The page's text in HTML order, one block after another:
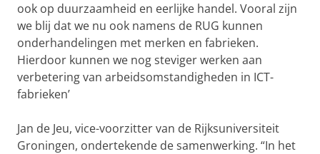
ook op duurzaamheid en eerlijke handel. Vooral zijn
we blij dat we nu ook namens de RUG kunnen
onderhandelingen met merken en fabrieken.
Hierdoor kunnen we nog steviger werken aan
verbetering van arbeidsomstandigheden in ICT-
fabrieken’
Jan de Jeu, vice-voorzitter van de Rijksuniversiteit
Groningen, ondertekende de samenwerking. “In het